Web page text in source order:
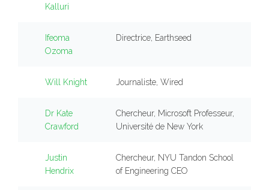
Kalluri
Ifeoma
Ozoma
Directrice, Earthseed
Will Knight Journaliste, Wired
Dr Kate
Crawford
Chercheur, Microsoft Professeur,
Université de New York
Justin
Hendrix
Chercheur, NYU Tandon School
of Engineering CEO